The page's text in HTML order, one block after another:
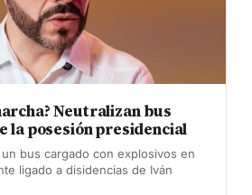
Neutralizan bus
la posesión presidencial
bus cargado con explosivos en
ligado a disidencias de Iván